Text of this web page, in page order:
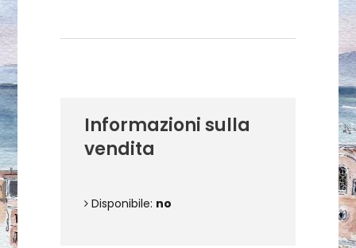
Informazioni sulla
vendita
Disponibile: no